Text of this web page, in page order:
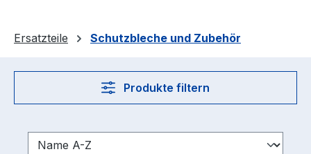
Ersatzteile Schutzbleche und Zubehör
Produkte filtern